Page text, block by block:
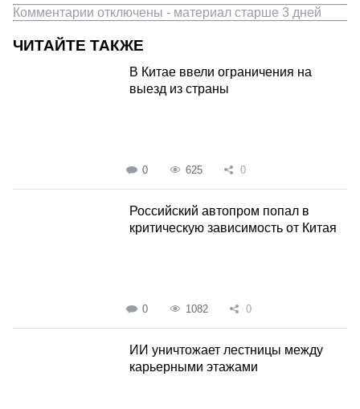
Комментарии отключены - материал старше 3 дней
ЧИТАЙТЕ ТАКЖЕ
В Китае ввели ограничения на
выезд из страны
0 625 0
Российский автопром попал в
критическую зависимость от Китая
0 1082 0
ИИ уничтожает лестницы между
карьерными этажами